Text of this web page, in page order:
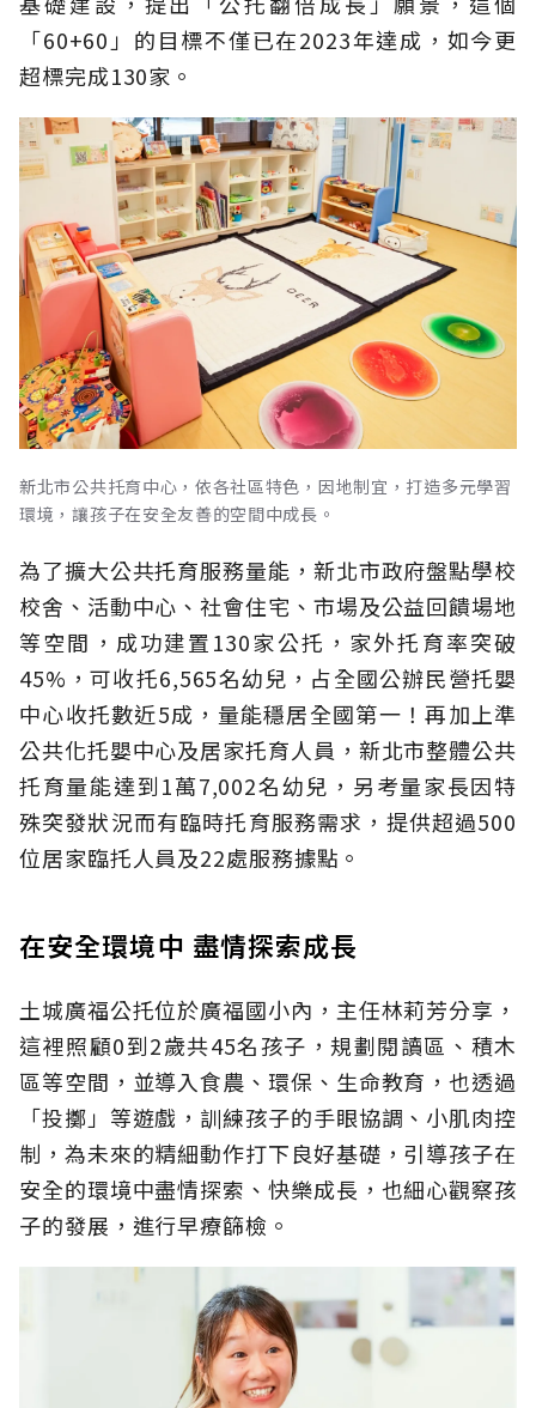
「60+60」的目標不僅已在2023年達成，如今更
超標完成130家。
新北市公共托育中心，依各社區特色，因地制宜，打造多元學習
環境，讓孩子在安全友善的空間中成長。
為了擴大公共托育服務量能，新北市政府盤點學校
校舍、活動中心、社會住宅、市場及公益回饋場地
等空間，成功建置130家公托，家外托育率突破
45%，可收托6,565名幼兒，占全國公辦民營托嬰
中心收托數近5成，量能穩居全國第一！再加上準
公共化托嬰中心及居家托育人員，新北市整體公共
托育量能達到1萬7,002名幼兒，另考量家長因特
殊突發狀況而有臨時托育服務需求，提供超過500
位居家臨托人員及22處服務據點。
在安全環境中 盡情探索成長
土城廣福公托位於廣福國小內，主任林莉芳分享，
這裡照顧0到2歲共45名孩子，規劃閱讀區、積木
區等空間，並導入食農、環保、生命教育，也透過
「投擲」等遊戲，訓練孩子的手眼協調、小肌肉控
制，為未來的精細動作打下良好基礎，引導孩子在
安全的環境中盡情探索、快樂成長，也細心觀察孩
子的發展，進行早療篩檢。